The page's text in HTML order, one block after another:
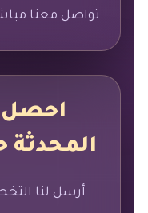
تواصل معنا
احصل
أرسل لنا